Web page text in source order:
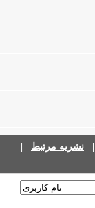
نشریه مرتبط|